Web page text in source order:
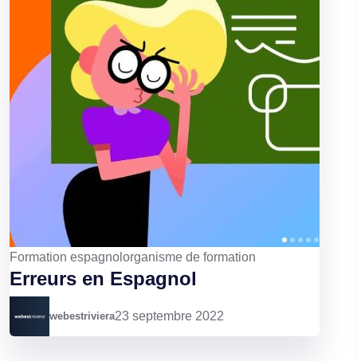
Formation espagnol organisme de formation
Erreurs en Espagnol
webestriviera23 septembre 2022